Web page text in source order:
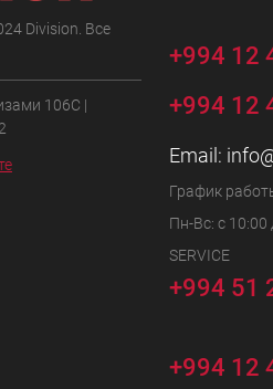
Division. Все
106C |
+994 12
+994 12
Email:
График
Пн-Вс: с 10:00
SERVICE
+994 51
+994 12